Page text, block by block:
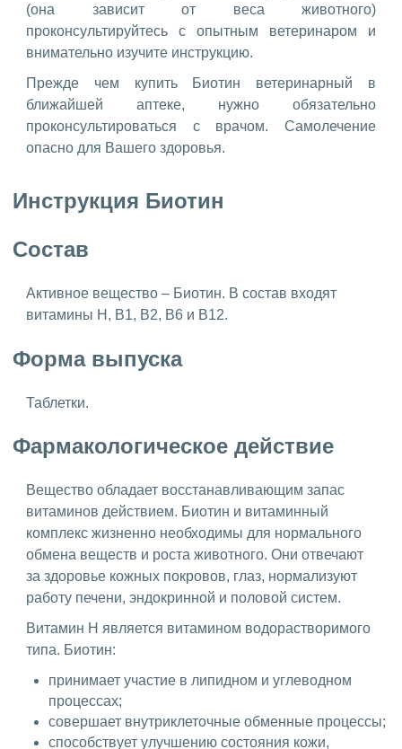
(она зависит от веса животного)
проконсультируйтесь с опытным ветеринаром и
внимательно изучите инструкцию.
Прежде чем купить Биотин ветеринарный в
ближайшей аптеке, нужно обязательно
проконсультироваться с врачом. Самолечение
опасно для Вашего здоровья.
Инструкция Биотин
Состав
Активное вещество – Биотин. В состав входят
витамины H, В1, В2, В6 и В12.
Форма выпуска
Таблетки.
Фармакологическое действие
Вещество обладает восстанавливающим запас
витаминов действием. Биотин и витаминный
комплекс жизненно необходимы для нормального
обмена веществ и роста животного. Они отвечают
за здоровье кожных покровов, глаз, нормализуют
работу печени, эндокринной и половой систем.
Витамин Н является витамином водорастворимого
типа. Биотин:
принимает участие в липидном и углеводном
процессах;
совершает внутриклеточные обменные процессы;
способствует улучшению состояния кожи,